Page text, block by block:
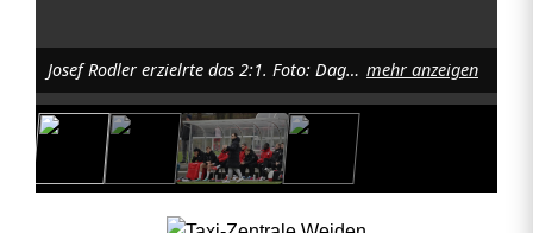
r
F
r
ü
Josef Rodler erzielrte das 2:1. Foto: Dagmar Nachtigall mehr anzeigen